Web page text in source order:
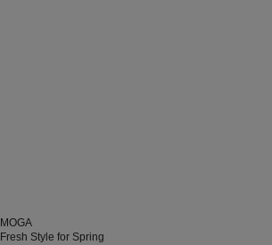
MOGA
Fresh Style for Spring